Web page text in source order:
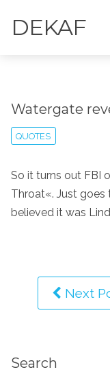
DEKAF
Watergate
QUOTES
So it turns out FBI
Throat«. Just goes
believed it was
Next
Search